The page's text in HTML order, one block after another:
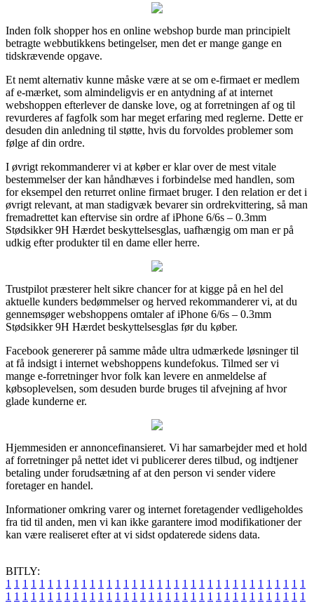
Inden folk shopper hos en online webshop burde man principielt
betragte webbutikkens betingelser, men det er mange gange en
tidskrævende opgave.
Et nemt alternativ kunne måske være at se om e-firmaet er medlem
af e-mærket, som almindeligvis er en antydning af at internet
webshoppen efterlever de danske love, og at forretningen af og til
revurderes af fagfolk som har meget erfaring med reglerne. Dette er
desuden din anledning til støtte, hvis du forvoldes problemer som
følge af din ordre.
I øvrigt rekommanderer vi at køber er klar over de mest vitale
bestemmelser der kan håndhæves i forbindelse med handlen, som
for eksempel den returret online firmaet bruger. I den relation er det i
øvrigt relevant, at man stadigvæk bevarer sin ordrekvittering, så man
fremadrettet kan eftervise sin ordre af iPhone 6/6s – 0.3mm
Stødsikker 9H Hærdet beskyttelsesglas, uafhængig om man er på
udkig efter produkter til en dame eller herre.
Trustpilot præsterer helt sikre chancer for at kigge på en hel del
aktuelle kunders bedømmelser og herved rekommanderer vi, at du
gennemsøger webshoppens omtaler af iPhone 6/6s – 0.3mm
Stødsikker 9H Hærdet beskyttelsesglas før du køber.
Facebook genererer på samme måde ultra udmærkede løsninger til
at få indsigt i internet webshoppens kundefokus. Tilmed ser vi
mange e-forretninger hvor folk kan levere en anmeldelse af
købsoplevelsen, som desuden burde bruges til afvejning af hvor
glade kunderne er.
Hjemmesiden er annoncefinansieret. Vi har samarbejder med et hold
af forretninger på nettet idet vi publicerer deres tilbud, og indtjener
betaling under forudsætning af at den person vi sender videre
foretager en handel.
Informationer omkring varer og internet foretagender vedligeholdes
fra tid til anden, men vi kan ikke garantere imod modifikationer der
kan være realiseret efter at vi sidst opdaterede sidens data.
BITLY:
1 1 1 1 1 1 1 1 1 1 1 1 1 1 1 1 1 1 1 1 1 1 1 1 1 1 1 1 1 1 1 1 1 1 1 1
1 1 1 1 1 1 1 1 1 1 1 1 1 1 1 1 1 1 1 1 1 1 1 1 1 1 1 1 1 1 1 1 1 1 1 1